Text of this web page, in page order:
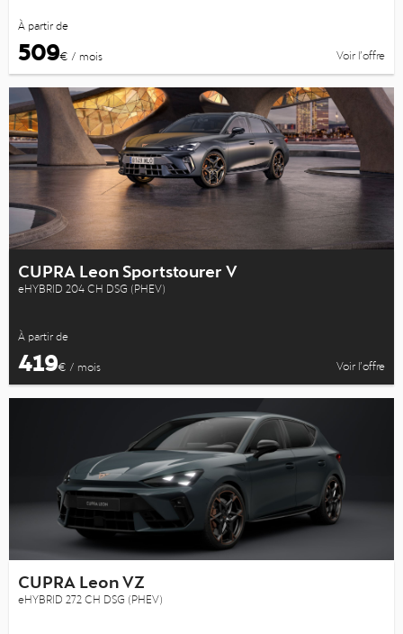
À partir de
509€ / mois Voir l’offre
CUPRA Leon Sportstourer V
eHYBRID 204 CH DSG (PHEV)
À partir de
419€ / mois Voir l’offre
CUPRA Leon VZ
eHYBRID 272 CH DSG (PHEV)